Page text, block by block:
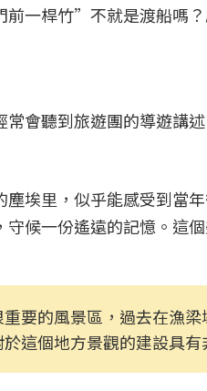
一桿竹”不就是渡船嗎
常會聽到旅遊團的導遊講
塵埃里，似乎能感受到當
守候一份遙遠的記憶。這
要的風景區，過去在漁
這個地方景觀的建設具有